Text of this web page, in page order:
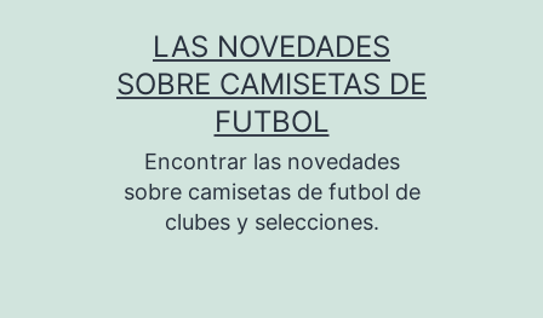
LAS NOVEDADES
SOBRE CAMISETAS DE
FUTBOL
Encontrar las novedades
sobre camisetas de futbol de
clubes y selecciones.